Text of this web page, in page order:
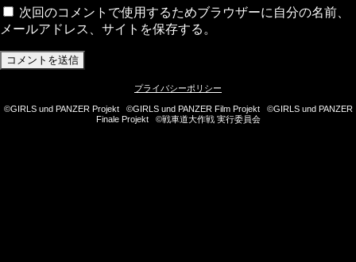
次回のコメントで使用するためブラウザーに自分の名前、
メールアドレス、サイトを保存する。
プライバシーポリシー
©GIRLS und PANZER Projekt ©GIRLS und PANZER Film Projekt ©GIRLS und PANZER
Finale Projekt ©戦車道大作戦 実行委員会